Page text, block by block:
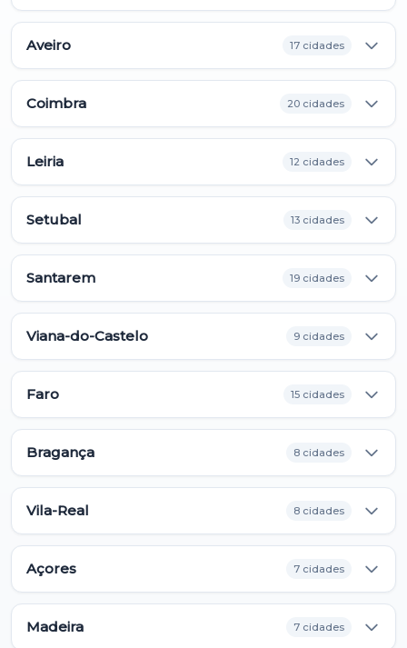
Aveiro 17 cidades
Coimbra 20 cidades
Leiria 12 cidades
Setubal 13 cidades
Santarem 19 cidades
Viana-do-Castelo 9 cidades
Faro 15 cidades
Bragança 8 cidades
Vila-Real 8 cidades
Açores 7 cidades
Madeira 7 cidades